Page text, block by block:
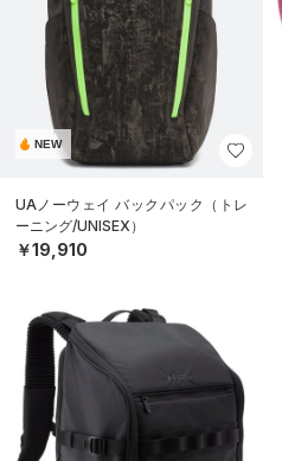
NEW
UAノーウェイ バックパック（トレ
ーニング/UNISEX）
￥19,910